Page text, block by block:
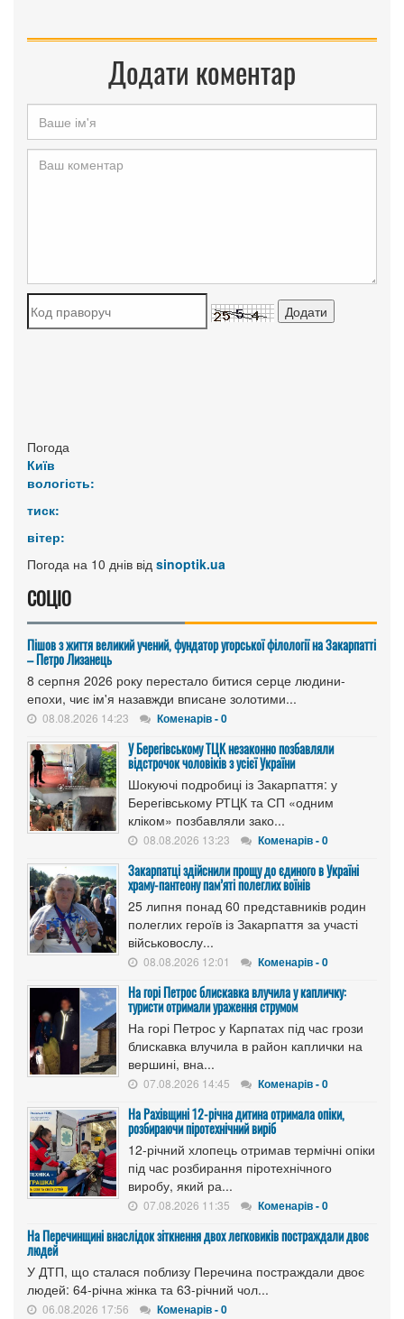
Додати коментар
Погода
Київ
вологість:
тиск:
вітер:
Погода на 10 днів від sinoptik.ua
СОЦІО
Пішов з життя великий учений, фундатор угорської філології на Закарпатті
– Петро Лизанець
8 серпня 2026 року перестало битися серце людини-
епохи, чиє ім'я назавжди вписане золотими...
08.08.2026 14:23 Коменарів - 0
У Берегівському ТЦК незаконно позбавляли
відстрочок чоловіків з усієї України
Шокуючі подробиці із Закарпаття: у
Берегівському РТЦК та СП «одним
кліком» позбавляли зако...
08.08.2026 13:23 Коменарів - 0
Закарпатці здійснили прощу до єдиного в Україні
храму-пантеону пам’яті полеглих воїнів
25 липня понад 60 представників родин
полеглих героїв із Закарпаття за участі
військовослу...
08.08.2026 12:01 Коменарів - 0
На горі Петрос блискавка влучила у капличку:
туристи отримали ураження струмом
На горі Петрос у Карпатах під час грози
блискавка влучила в район каплички на
вершині, вна...
07.08.2026 14:45 Коменарів - 0
На Рахівщині 12-річна дитина отримала опіки,
розбираючи піротехнічний виріб
12-річний хлопець отримав термічні опіки
під час розбирання піротехнічного
виробу, який ра...
07.08.2026 11:35 Коменарів - 0
На Перечинщині внаслідок зіткнення двох легковиків постраждали двоє
людей
У ДТП, що сталася поблизу Перечина постраждали двоє
людей: 64-річна жінка та 63-річний чол...
06.08.2026 17:56 Коменарів - 0